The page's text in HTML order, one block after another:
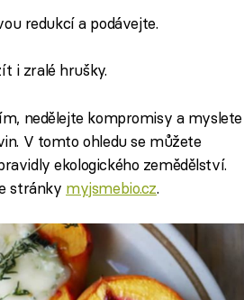
redukcí a podávejte.
i zralé hrušky.
nedělejte kompromisy a myslete
V tomto ohledu se můžete
ekologického zemědělství.
stránky myjsmebio.cz.